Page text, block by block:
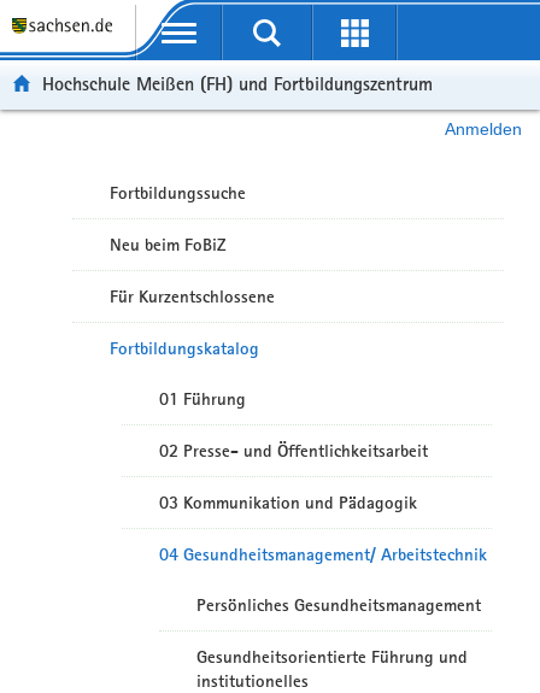
Portalübergreifende Navigation
Hochschule Meißen (FH) und Fortbildungszentrum
Anmelden
Fortbildungssuche
Neu beim FoBiZ
Für Kurzentschlossene
Fortbildungskatalog
01 Führung
02 Presse- und Öffentlichkeitsarbeit
03 Kommunikation und Pädagogik
04 Gesundheitsmanagement/ Arbeitstechnik
Persönliches Gesundheitsmanagement
Gesundheitsorientierte Führung und
institutionelles